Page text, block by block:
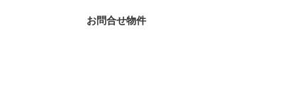
お問合せ物件